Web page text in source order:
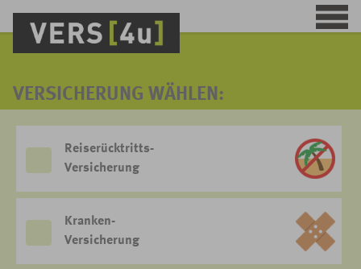
VERSICHERUNG WÄHLEN:
Reiserücktritts-
Versicherung
Kranken-
Versicherung